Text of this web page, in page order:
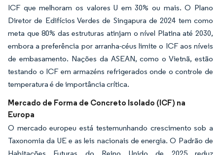
ICF que melhoram os valores U em 30% ou mais. O Plano
Diretor de Edifícios Verdes de Singapura de 2024 tem como
meta que 80% das estruturas atinjam o nível Platina até 2030,
embora a preferência por arranha-céus limite o ICF aos níveis
de embasamento. Nações da ASEAN, como o Vietnã, estão
testando o ICF em armazéns refrigerados onde o controle de
temperatura é de importância crítica.
Mercado de Forma de Concreto Isolado (ICF) na
Europa
O mercado europeu está testemunhando crescimento sob a
Taxonomia da UE e as leis nacionais de energia. O Padrão de